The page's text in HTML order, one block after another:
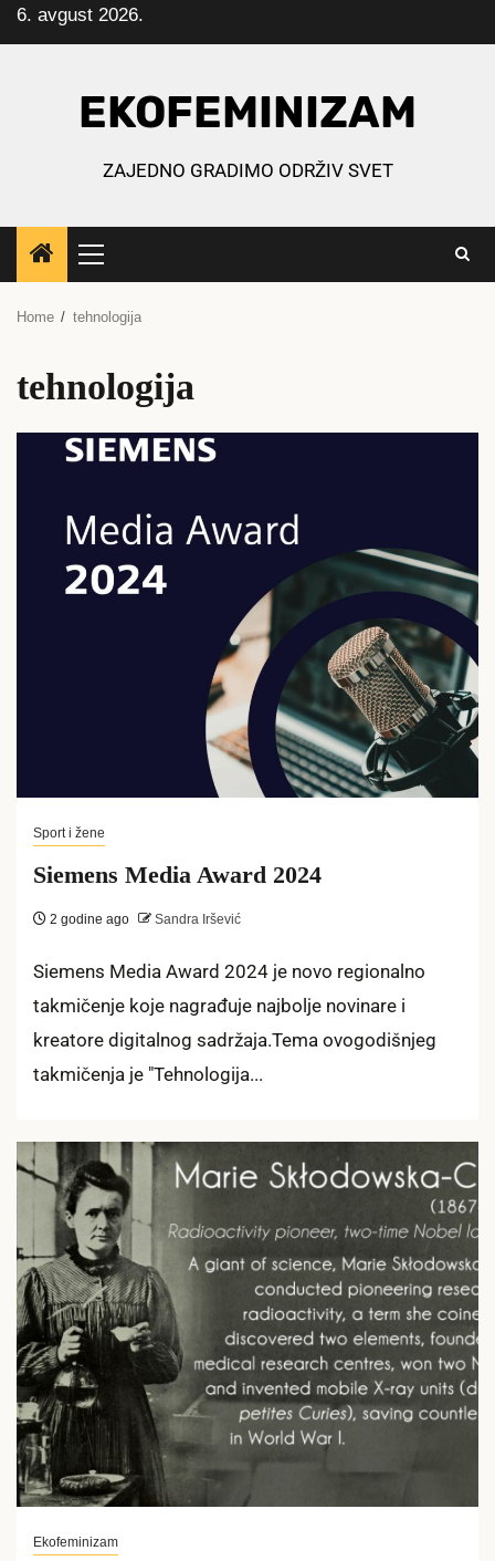
Skip
to
6. avgust 2026.
EKOFEMINIZAM
ZAJEDNO GRADIMO ODRŽIV SVET
Primary
Menu
Home tehnologija
tehnologija
Sport i žene
Siemens Media Award 2024
2 godine ago Sandra Iršević
Siemens Media Award 2024 je novo regionalno
takmičenje koje nagrađuje najbolje novinare i
kreatore digitalnog sadržaja.Tema ovogodišnjeg
takmičenja je "Tehnologija...
Ekofeminizam